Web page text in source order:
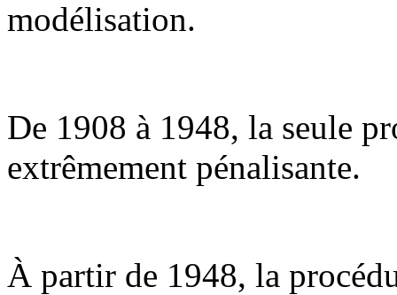
modélisation.
De 1908 à 1948, la seule
extrêmement pénalisante.
À partir de 1948, la